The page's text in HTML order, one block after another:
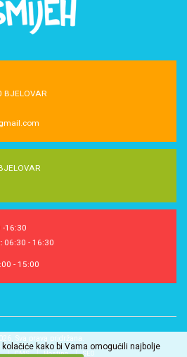
BJELOVAR
-16:30
06:30 - 16:30
- 15:00
Sva prava pridržana.
CMS Hosting SEO
kako bi Vama omogućili najbolje